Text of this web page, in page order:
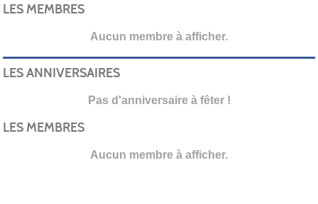
LES MEMBRES
Aucun membre à afficher.
LES ANNIVERSAIRES
Pas d'anniversaire à fêter !
LES MEMBRES
Aucun membre à afficher.